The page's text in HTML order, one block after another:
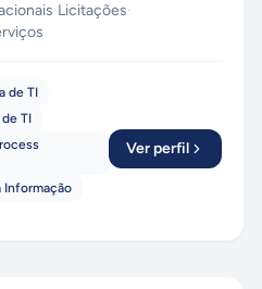
·Licitações·
de TI
TI
Informação
Ver perfil